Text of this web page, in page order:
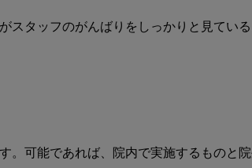
スタッフのがんばりをしっかりと見てい
。可能であれば、院内で実施するものと